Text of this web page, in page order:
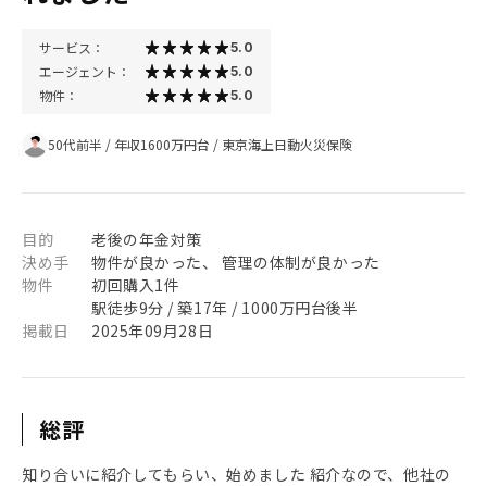
サービス： 5.0
エージェント： 5.0
物件： 5.0
50代前半 / 年収1600万円台 / 東京海上日動火災保険
目的
老後の年金対策
決め手
物件が良かった、 管理の体制が良かった
物件
初回購入1件
駅徒歩9分 / 築17年 / 1000万円台後半
掲載日
2025年09月28日
総評
知り合いに紹介してもらい、始めました 紹介なので、他社の